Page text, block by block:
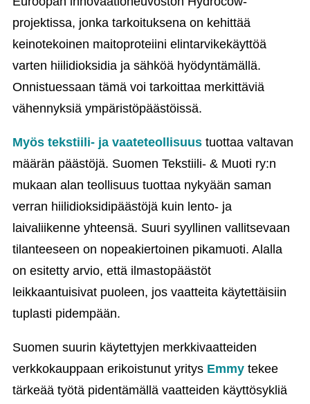
projektissa, jonka tarkoituksena on kehittää
keinotekoinen maitoproteiini elintarvikekäyttöä
varten hiilidioksidia ja sähköä hyödyntämällä.
Onnistuessaan tämä voi tarkoittaa merkittäviä
vähennyksiä ympäristöpäästöissä.
Myös tekstiili- ja vaateteollisuus tuottaa valtavan
määrän päästöjä. Suomen Tekstiili- & Muoti ry:n
mukaan alan teollisuus tuottaa nykyään saman
verran hiilidioksidipäästöjä kuin lento- ja
laivaliikenne yhteensä. Suuri syyllinen vallitsevaan
tilanteeseen on nopeakiertoinen pikamuoti. Alalla
on esitetty arvio, että ilmastopäästöt
leikkaantuisivat puoleen, jos vaatteita käytettäisiin
tuplasti pidempään.
Suomen suurin käytettyjen merkkivaatteiden
verkkokauppaan erikoistunut yritys Emmy tekee
tärkeää työtä pidentämällä vaatteiden käyttösykliä